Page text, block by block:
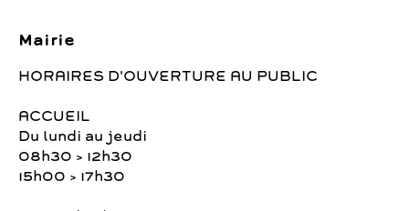
Mairie
HORAIRES D'OUVERTURE AU PUBLIC
ACCUEIL
Du lundi au jeudi
08h30 > 12h30
15h00 > 17h30